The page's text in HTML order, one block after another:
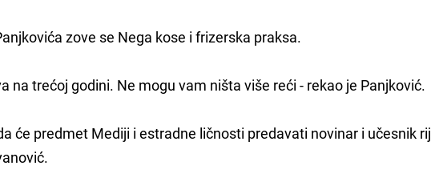
zove se Nega kose i frizerska praksa.
na trećoj godini. Ne mogu vam ništa više reći - rekao je Panjković.
će predmet Mediji i estradne ličnosti predavati novinar i učesnik